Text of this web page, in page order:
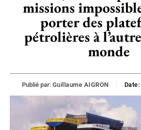
missions
porter des
pétrolières à
monde
Publié par: Guillaume AIGRON Date: